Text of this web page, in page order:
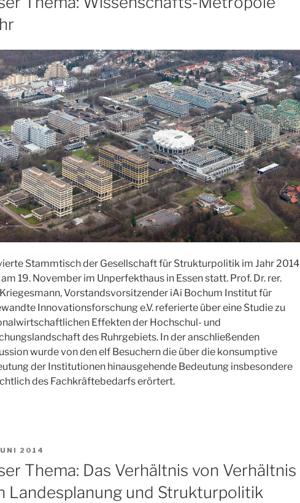
Stammtisch der Gesellschaft für Strukturpolitik im Jahr 2014
19. November im Unperfekthaus in Essen statt. Prof. Dr. rer.
Vorstandsvorsitzender iAi Bochum Institut für
Innovationsforschung e.V. referierte über eine Studie zu
Effekten der Hochschul- und
des Ruhrgebiets. In der anschließenden
wurde von den elf Besuchern die über die konsumptive
der Institutionen hinausgehende Bedeutung insbesondere
des Fachkräftebedarfs erörtert.
2014
Thema: Das Verhältnis von Verhältnis
Landesplanung und Strukturpolitik